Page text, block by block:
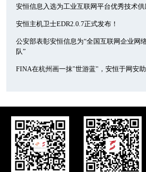
安恒信息入选为工业互联网平台优秀技术供
安恒主机卫士EDR2.0.7正式发布！
公安部表彰安恒信息为“全国互联网企业网
队”
FINA在杭州画一抹"世游蓝"，安恒于网安